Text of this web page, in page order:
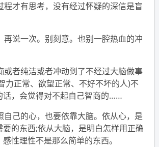
程才有思考，没有经过怀疑的深信是盲
再说一次。别刻意。也别一腔热血的冲
或者纯洁或者冲动到了不经过大脑做事
力正常、欲望正常、不好不坏的人)不
话，会觉得对不起自己智商的……
自己的心，也要依靠大脑。依从心，是
的东西;依从大脑，是明白怎样用正确
性理性不是那么简单的东西。